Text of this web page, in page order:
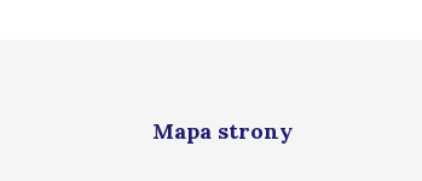
Mapa strony